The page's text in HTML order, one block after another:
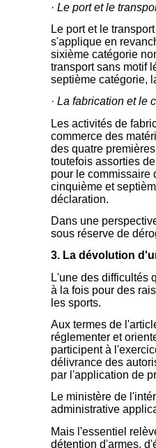
· Le port et le
Le port et le
s'applique en
sixième catégorie
transport sans motif
septième catégorie,
· La fabrication et le
Les activités de
commerce des
des quatre
toutefois assorties
pour le commissaire
cinquième et
déclaration.
Dans une
sous réserve de
3. La dévolution
L'une des difficultés
à la fois pour des
les sports.
Aux termes de
réglementer et
participent à
délivrance des
par l'application de
Le ministère de
administrative
Mais l'essentiel
détention d'armes,